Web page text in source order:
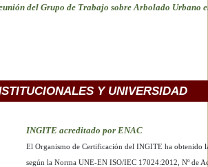
del Grupo de Trabajo sobre Arbolado Urbano
Y UNIVERSIDAD
INGITE acreditado por ENAC
El Organismo de Certificación del INGITE ha obtenido
según la Norma UNE-EN ISO/IEC 17024:2012, Nº de